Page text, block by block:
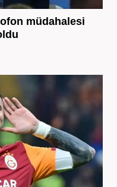
müdahalesi